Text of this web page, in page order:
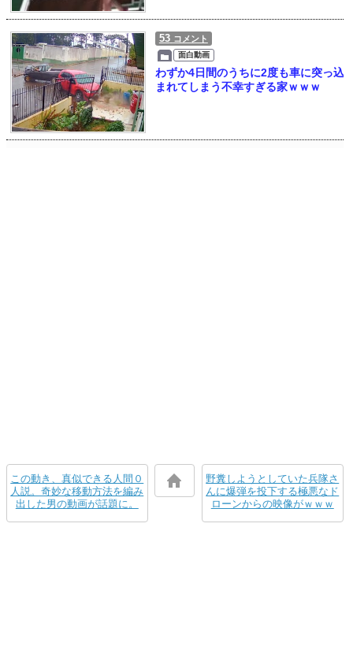
53 コメント
面白動画
わずか4日間のうちに2度も車に突っ込
まれてしまう不幸すぎる家ｗｗｗ
この動き、真似できる人間０
人説。奇妙な移動方法を編み
出した男の動画が話題に。
野糞しようとしていた兵隊さ
んに爆弾を投下する極悪なド
ローンからの映像がｗｗｗ